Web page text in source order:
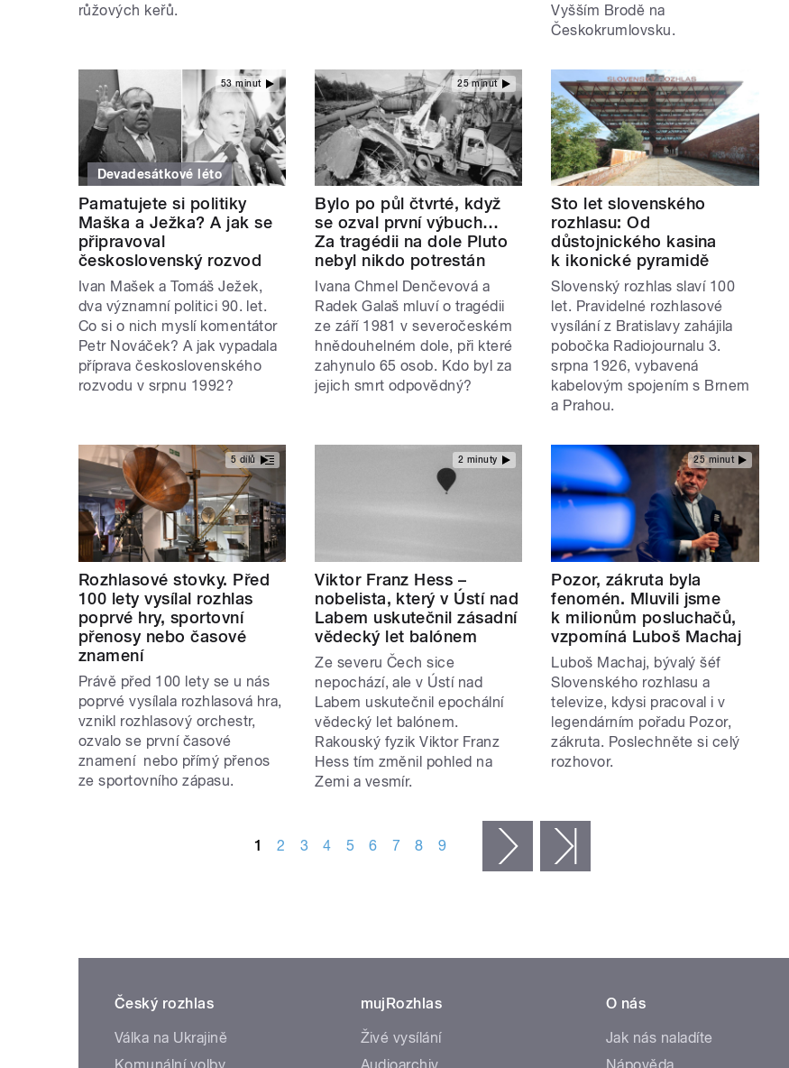
růžových keřů.
Vyšším Brodě na
Českokrumlovsku.
53 minut
Devadesátkové léto
Pamatujete si politiky
Maška a Ježka? A jak se
připravoval
československý rozvod
Ivan Mašek a Tomáš Ježek,
dva významní politici 90. let.
Co si o nich myslí komentátor
Petr Nováček? A jak vypadala
příprava československého
rozvodu v srpnu 1992?
25 minut
Bylo po půl čtvrté, když
se ozval první výbuch…
Za tragédii na dole Pluto
nebyl nikdo potrestán
Ivana Chmel Denčevová a
Radek Galaš mluví o tragédii
ze září 1981 v severočeském
hnědouhelném dole, při které
zahynulo 65 osob. Kdo byl za
jejich smrt odpovědný?
Sto let slovenského
rozhlasu: Od
důstojnického kasina
k ikonické pyramidě
Slovenský rozhlas slaví 100
let. Pravidelné rozhlasové
vysílání z Bratislavy zahájila
pobočka Radiojournalu 3.
srpna 1926, vybavená
kabelovým spojením s Brnem
a Prahou.
5 dílů
Rozhlasové stovky. Před
100 lety vysílal rozhlas
poprvé hry, sportovní
přenosy nebo časové
znamení
Právě před 100 lety se u nás
poprvé vysílala rozhlasová hra,
vznikl rozhlasový orchestr,
ozvalo se první časové
znamení nebo přímý přenos
ze sportovního zápasu.
2 minuty
Viktor Franz Hess –
nobelista, který v Ústí nad
Labem uskutečnil zásadní
vědecký let balónem
Ze severu Čech sice
nepochází, ale v Ústí nad
Labem uskutečnil epochální
vědecký let balónem.
Rakouský fyzik Viktor Franz
Hess tím změnil pohled na
Zemi a vesmír.
25 minut
Pozor, zákruta byla
fenomén. Mluvili jsme
k milionům posluchačů,
vzpomíná Luboš Machaj
Luboš Machaj, bývalý šéf
Slovenského rozhlasu a
televize, kdysi pracoval i v
legendárním pořadu Pozor,
zákruta. Poslechněte si celý
rozhovor.
1 2 3 4 5 6 7 8 9 následující ›
Český rozhlas
Válka na Ukrajině
mujRozhlas
Živé vysílání
O nás
Jak nás naladíte